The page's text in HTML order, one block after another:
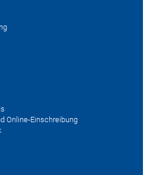
Online-Einschreibung